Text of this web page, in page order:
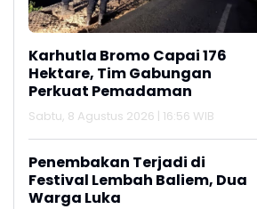
Karhutla Bromo Capai 176
Hektare, Tim Gabungan
Perkuat Pemadaman
Sabtu, 8 Agustus 2026 | 16:56 WIB
Penembakan Terjadi di
Festival Lembah Baliem, Dua
Warga Luka